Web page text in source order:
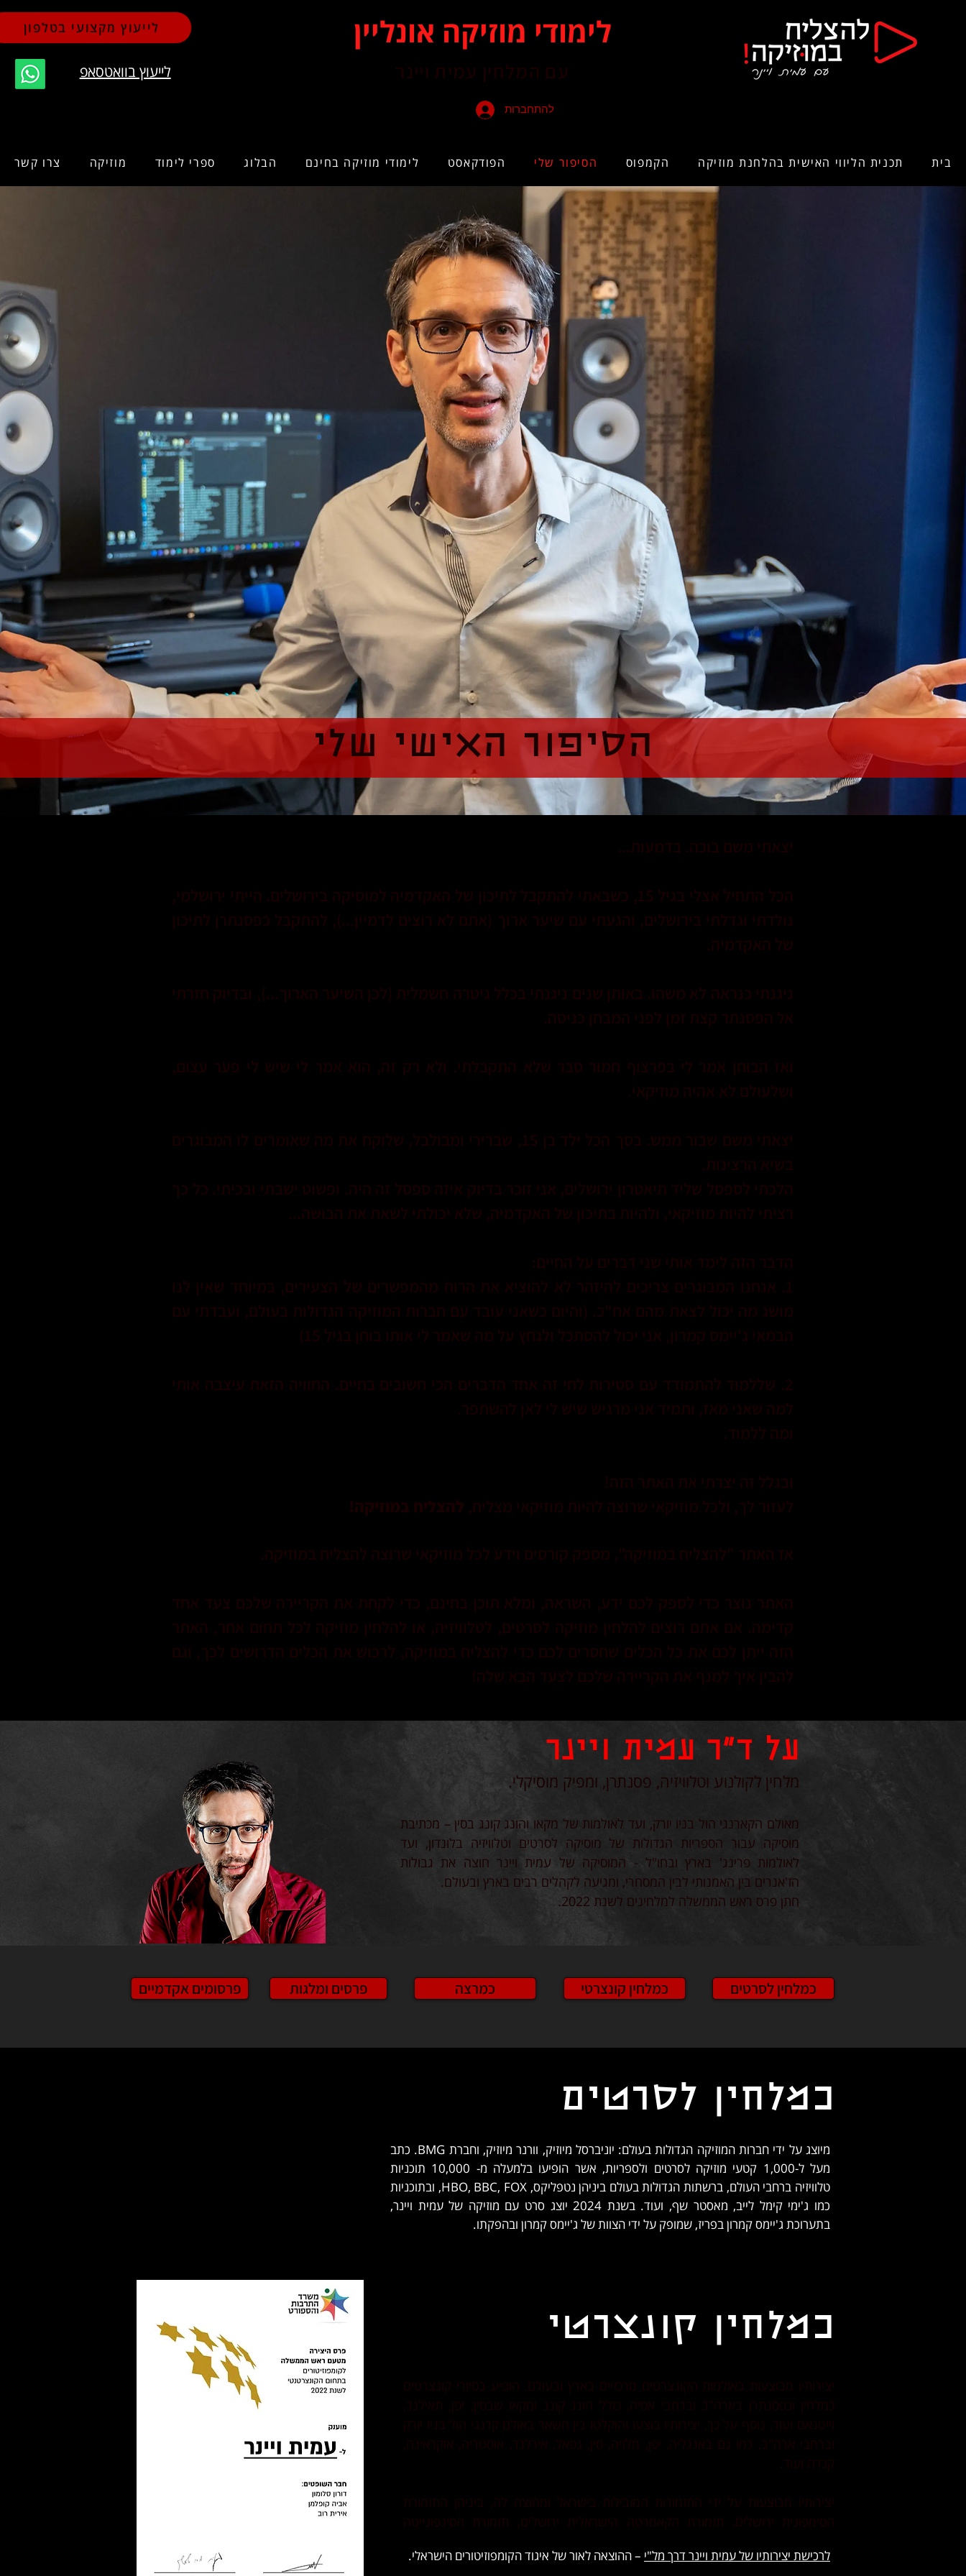
לייעוץ מקצועי בטלפון
לייעוץ בוואטסאפ
לימודי מוזיקה אונליין
עם המלחין עמית ויינר
להתחברות
בית תכנית הליווי האישית בהלחנת מוזיקה הקמפוס הסיפור שלי הפודקאסט לימודי מוזיקה בחינם הבלוג ספרי לימוד מוזיקה צרו קשר
הסיפור האישי שלי
יצאתי משם בוכה. בדמעות...
הכל התחיל אצלי בגיל 15, כשבאתי להתקבל לתיכון של האקדמיה למוסיקה בירושלים. הייתי ירושלמי,
נולדתי וגדלתי בירושלים, והגעתי עם שיער ארוך (אתם לא רוצים לדמיין...), להתקבל כפסנתרן לתיכון
של האקדמיה.
ניגנתי כנראה לא משהו. באותן שנים ניגנתי בכלל גיטרה חשמלית (לכן השיער הארוך...), ובדיוק חזרתי
אל הפסנתר קצת זמן לפני המבחן כניסה.
ואז הבוחן אמר לי בפרצוף חמור סבר שלא התקבלתי. ולא רק זה, הוא אמר לי שיש לי פער עצום,
ושלעולם לא אהיה מוזיקאי.
יצאתי משם שבור ממש. בסך הכל ילד בן 15, שברירי ומבולבל, שלוקח את מה שאומרים לו המבוגרים
בשיא הרצינות.
הלכתי לספסל שליד תיאטרון ירושלים, אני זוכר בדיוק איזה ספסל זה היה. ופשוט ישבתי ובכיתי. כל כך
רציתי להיות מוזיקאי, ולהיות בתיכון של האקדמיה, שלא יכולתי לשאת את הבושה...
הדבר הזה לימד אותי שני דברים על החיים:
1. אנחנו המבוגרים צריכים להיזהר לא להוציא את הרוח מהמפשרים של הצעירים, במיוחד שאין לנו
מושג מה יכול לצאת מהם אח"כ. (והיום כשאני עובד עם חברות המוזיקה הגדולות בעולם, ועבדתי עם
הבמאי ג'יימס קמרון, אני יכול להסתכל ולגחץ על מה שאמר לי אותו בוחן בגיל 15)
2. שללמוד להתמודד עם סטירות לחי זה אחד הדברים הכי חשובים בחיים. החוויה הזאת עיצבה אותי
למה שאני מאז, ותמיד אני מרגיש שיש לי לאן להשתפר.
ומה ללמוד.
ובגלל זה יצרתי את האתר הזה!
לעזור לך, ולכל מוזיקאי שרוצה להיות מוזיקאי מצליח, להצליח במוזיקה!
אז האתר "להצליח במוזיקה", מספק קורסים וידע לכל מוזיקאי שרוצה להצליח במוזיקה.
האתר נוצר כדי לספק לכם ידע, השראה, ומלא תוכן בחינם, כדי לקחת את הקריירה שלכם צעד אחד
קדימה. אם אתם רוצים להלחין מוזיקה לסרטים, לטלוויזיה, או להלחין מוזיקה לכל תחום אחר, האתר
הזה ייתן לכם את כל הכלים שחסרים לכם כדי להצליח במוזיקה, לרכוש את הכלים הדרושים לכך, וגם
להבין איך למנף את הקריירה שלכם לצעד הבא שלה!
על ד"ר עמית ויינר
מלחין לקולנוע וטלוויזיה, פסנתרן, ומפיק מוסיקלי.
BBC, FOX, ובתוכניות כמו ג'ימי קימל לייב, מאסטר שף, ועוד.
פרסומים אקדמיים פרסים ומלגות כמרצה כמלחין קונצרטי כמלחין לסרטים
כמלחין לסרטים
מיוצג על ידי חברות המוזיקה הגדולות בעולם: יוניברסל מיוזיק, וורנר מיוזיק, וחברת BMG. כתב
מעל ל-1,000 קטעי מוזיקה לסרטים ולספריות, אשר הופיעו בלמעלה מ- 10,000 תוכניות
טלוויזיה ברחבי העולם, ברשתות הגדולות בעולם ביניהן נטפליקס, HBO, BBC, FOX, ובתוכניות
כמו ג'ימי קימל לייב, מאסטר שף, ועוד. בשנת 2024 יוצג סרט עם מוזיקה של עמית ויינר,
בתערוכת ג'יימס קמרון בפריז, שמופק על ידי הצוות של ג'יימס קמרון ובהפקתו.
כמלחין קונצרטי
​לרכישת יצירותיו של עמית ויינר דרך מל"י – ההוצאה לאור של איגוד הקומפוזיטורים הישראלי.